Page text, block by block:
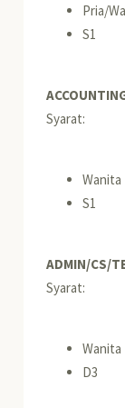
Pria/
S1
Syarat:
Wanita
S1
ADMIN/CS/
Syarat:
Wanita
D3